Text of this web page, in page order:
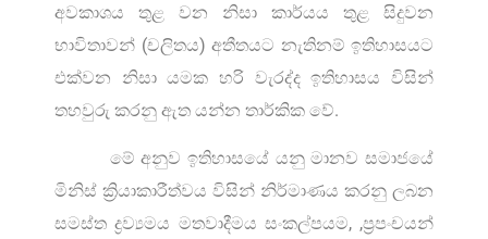
අවකාශය තුළ වන නිසා කාර්යය තුළ සිදුවන
භාවිතාවන් (චලිතය) අතීතයට නැතිනම් ඉතිහාසයට
එක්වන නිසා යමක හරි වැරද්ද ඉතිහාසය විසින්
තහවුරු කරනු ඇත යන්න තාර්කික වේ.
මේ අනුව ඉතිහාසයේ යනු මානව සමාජයේ
මිනිස් ක්‍රියාකාරීත්වය විසින් නිර්මාණය කරනු ලබන
සමස්ත ද්‍රව්‍යමය මතවාදීමය සංකල්පයම, ,ප්‍රපංචයන්